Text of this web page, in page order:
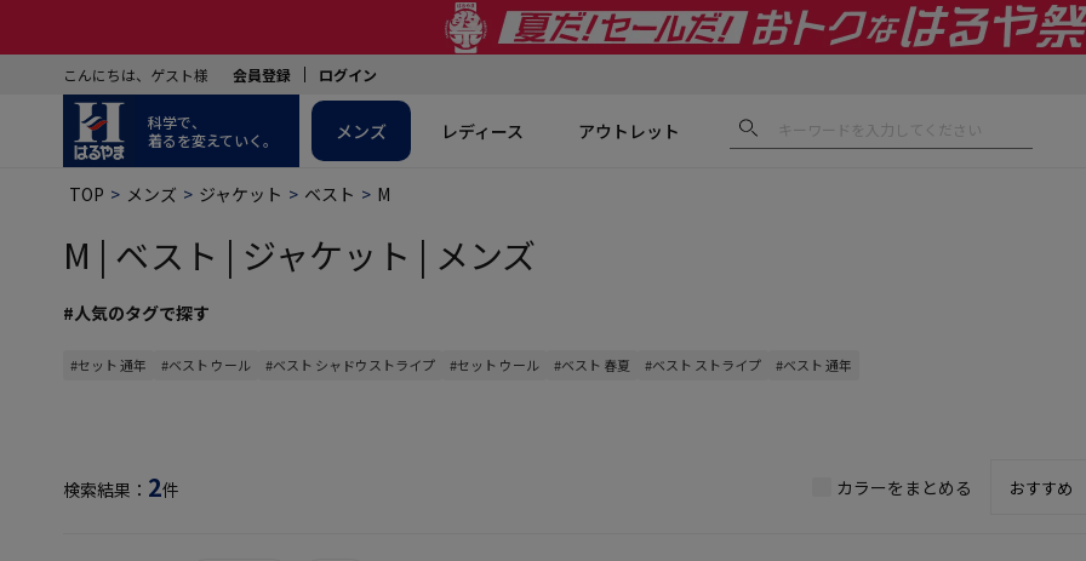
こんにちは、ゲスト様 会員登録 ログイン
科学で、
着るを変えていく。
メンズ レディース アウトレット
TOP メンズ ジャケット ベスト M
M | ベスト | ジャケット | メンズ
#人気のタグで探す
#セット 通年 #ベスト ウール #ベスト シャドウストライプ #セット ウール #ベスト 春夏 #ベスト ストライプ #ベスト 通年
検索結果： 2件 カラーをまとめる